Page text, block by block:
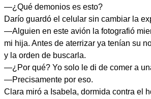
—¿Qué demonios es esto?
Darío guardó el celular sin cambiar la
—Alguien en este avión la fotografió
mi hija. Antes de aterrizar ya tenían su
y la orden de buscarla.
—¿Por qué? Yo solo le di de comer a
—Precisamente por eso.
Clara miró a Isabela, dormida contra el